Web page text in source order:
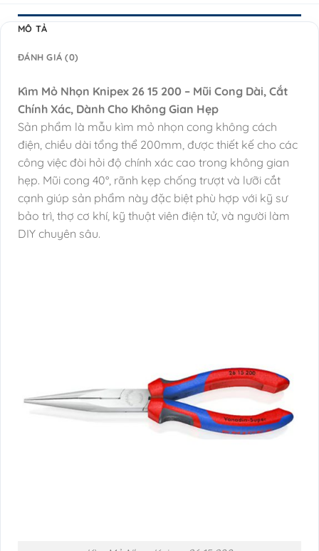
MÔ TẢ
ĐÁNH GIÁ (0)
Kìm Mỏ Nhọn Knipex 26 15 200 – Mũi Cong Dài, Cắt
Chính Xác, Dành Cho Không Gian Hẹp
Sản phẩm là mẫu kìm mỏ nhọn cong không cách
điện, chiều dài tổng thể 200mm, được thiết kế cho các
công việc đòi hỏi độ chính xác cao trong không gian
hẹp. Mũi cong 40°, rãnh kẹp chống trượt và lưỡi cắt
cạnh giúp sản phẩm này đặc biệt phù hợp với kỹ sư
bảo trì, thợ cơ khí, kỹ thuật viên điện tử, và người làm
DIY chuyên sâu.